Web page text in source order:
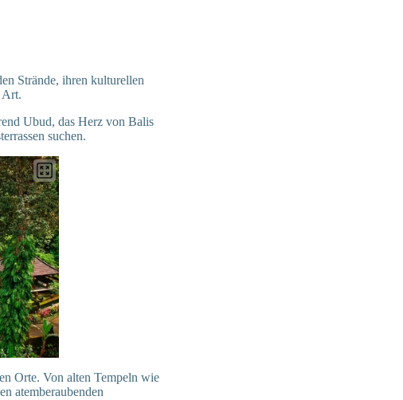
Strände, ihren kulturellen
Art.
Ubud, das Herz von Balis
suchen.
Orte. Von alten Tempeln wie
atemberaubenden